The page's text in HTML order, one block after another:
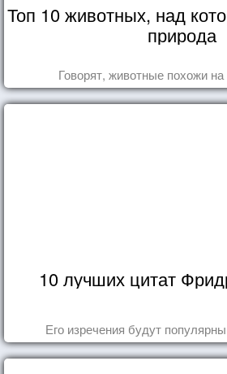
Топ 10 животных, над
природа
Говорят, животные похожи на
10 лучших цитат
Его изречения будут